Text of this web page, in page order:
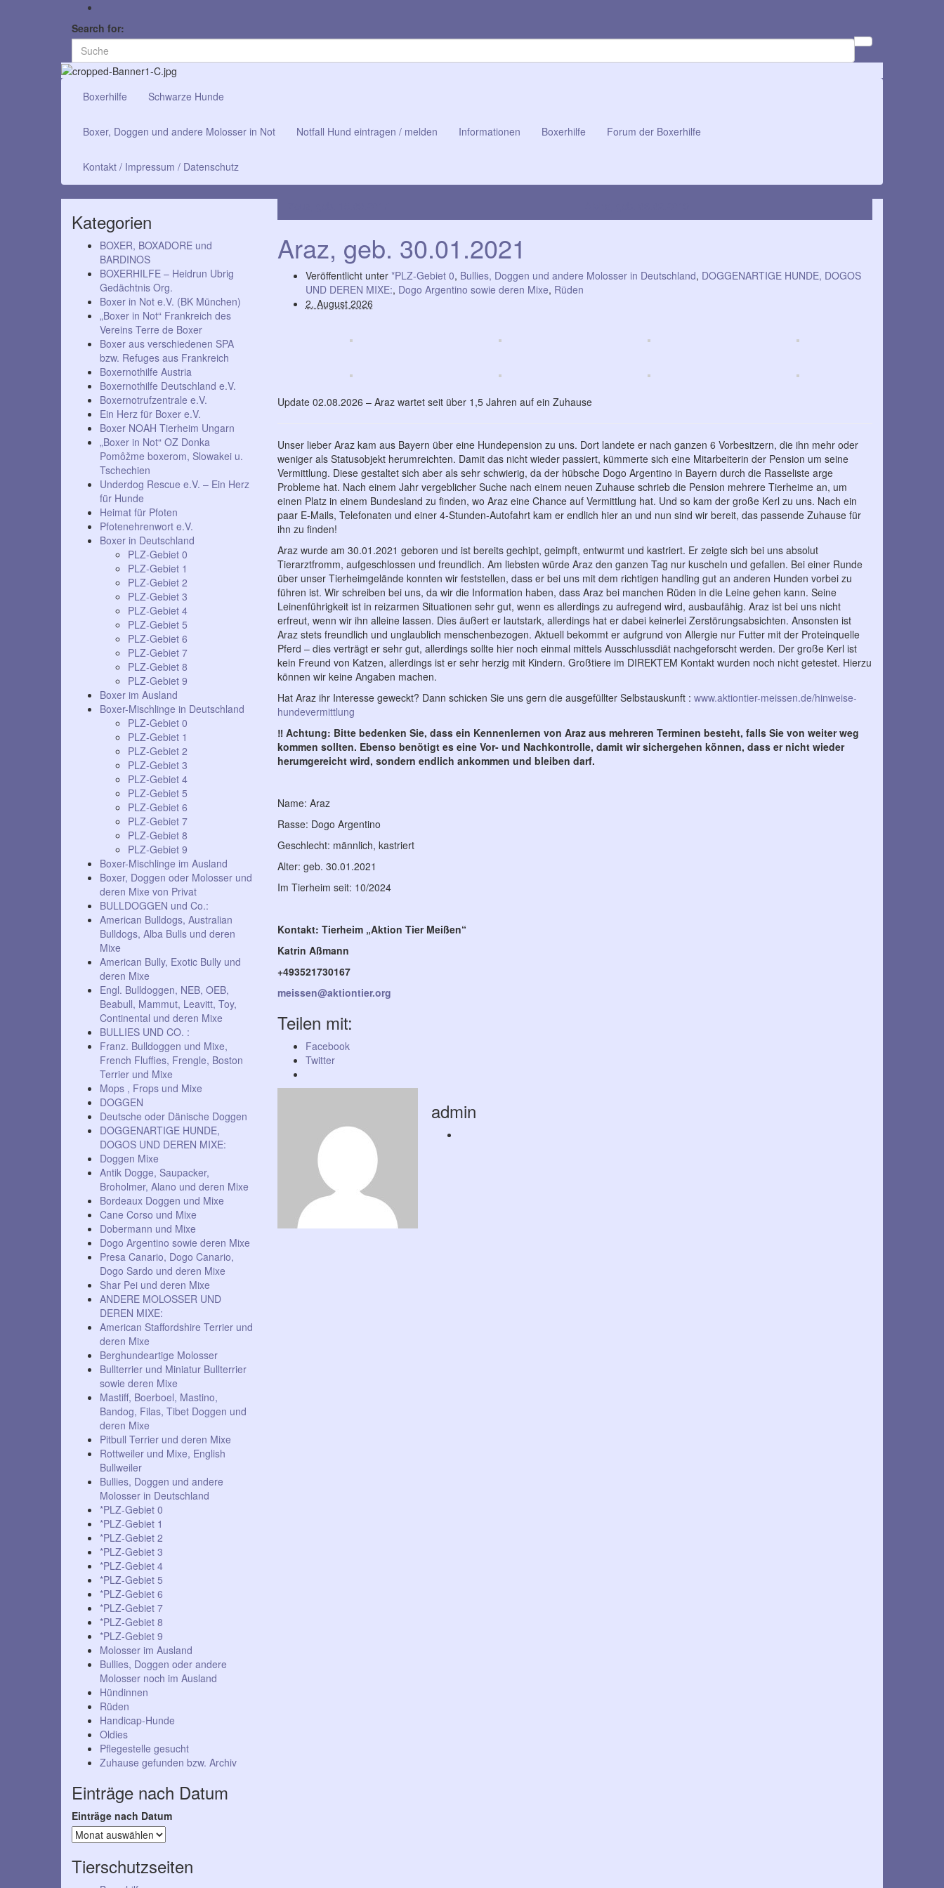
Search for:
Boxerhilfe Schwarze Hunde
Boxer, Doggen und andere Molosser in Not Notfall Hund eintragen / melden Informationen Boxerhilfe Forum der Boxerhilfe
Kontakt / Impressum / Datenschutz
Araz, geb. 30.01.2021
Veröffentlicht unter *PLZ-Gebiet 0, Bullies, Doggen und andere Molosser in Deutschland, DOGGENARTIGE HUNDE, DOGOS
UND DEREN MIXE:, Dogo Argentino sowie deren Mixe, Rüden
2. August 2026
Update 02.08.2026 – Araz wartet seit über 1,5 Jahren auf ein Zuhause
Unser lieber Araz kam aus Bayern über eine Hundepension zu uns. Dort landete er nach ganzen 6 Vorbesitzern, die ihn mehr oder
weniger als Statusobjekt herumreichten. Damit das nicht wieder passiert, kümmerte sich eine Mitarbeiterin der Pension um seine
Vermittlung. Diese gestaltet sich aber als sehr schwierig, da der hübsche Dogo Argentino in Bayern durch die Rasseliste arge
Probleme hat. Nach einem Jahr vergeblicher Suche nach einem neuen Zuhause schrieb die Pension mehrere Tierheime an, um
einen Platz in einem Bundesland zu finden, wo Araz eine Chance auf Vermittlung hat. Und so kam der große Kerl zu uns. Nach ein
paar E-Mails, Telefonaten und einer 4-Stunden-Autofahrt kam er endlich hier an und nun sind wir bereit, das passende Zuhause für
ihn zu finden!
Araz wurde am 30.01.2021 geboren und ist bereits gechipt, geimpft, entwurmt und kastriert. Er zeigte sich bei uns absolut
Tierarztfromm, aufgeschlossen und freundlich. Am liebsten würde Araz den ganzen Tag nur kuscheln und gefallen. Bei einer Runde
über unser Tierheimgelände konnten wir feststellen, dass er bei uns mit dem richtigen handling gut an anderen Hunden vorbei zu
führen ist. Wir schreiben bei uns, da wir die Information haben, dass Araz bei manchen Rüden in die Leine gehen kann. Seine
Leinenführigkeit ist in reizarmen Situationen sehr gut, wenn es allerdings zu aufregend wird, ausbaufähig. Araz ist bei uns nicht
erfreut, wenn wir ihn alleine lassen. Dies äußert er lautstark, allerdings hat er dabei keinerlei Zerstörungsabsichten. Ansonsten ist
Araz stets freundlich und unglaublich menschenbezogen. Aktuell bekommt er aufgrund von Allergie nur Futter mit der Proteinquelle
Pferd – dies verträgt er sehr gut, allerdings sollte hier noch einmal mittels Ausschlussdiät nachgeforscht werden. Der große Kerl ist
kein Freund von Katzen, allerdings ist er sehr herzig mit Kindern. Großtiere im DIREKTEM Kontakt wurden noch nicht getestet. Hierzu
können wir keine Angaben machen.
Hat Araz ihr Interesse geweckt? Dann schicken Sie uns gern die ausgefüllter Selbstauskunft : www.aktiontier-meissen.de/hinweise-
hundevermittlung
‼ Achtung: Bitte bedenken Sie, dass ein Kennenlernen von Araz aus mehreren Terminen besteht, falls Sie von weiter weg
kommen sollten. Ebenso benötigt es eine Vor- und Nachkontrolle, damit wir sichergehen können, dass er nicht wieder
herumgereicht wird, sondern endlich ankommen und bleiben darf.
Name: Araz
Rasse: Dogo Argentino
Geschlecht: männlich, kastriert
Alter: geb. 30.01.2021
Im Tierheim seit: 10/2024
Kontakt: Tierheim „Aktion Tier Meißen“
Katrin Aßmann
+493521730167
meissen@aktiontier.org
Teilen mit:
Facebook
Twitter
admin
Kategorien
BOXER, BOXADORE und
BARDINOS
BOXERHILFE – Heidrun Ubrig
Gedächtnis Org.
Boxer in Not e.V. (BK München)
„Boxer in Not“ Frankreich des
Vereins Terre de Boxer
Boxer aus verschiedenen SPA
bzw. Refuges aus Frankreich
Boxernothilfe Austria
Boxernothilfe Deutschland e.V.
Boxernotrufzentrale e.V.
Ein Herz für Boxer e.V.
Boxer NOAH Tierheim Ungarn
„Boxer in Not“ OZ Donka
Pomôžme boxerom, Slowakei u.
Tschechien
Underdog Rescue e.V. – Ein Herz
für Hunde
Heimat für Pfoten
Pfotenehrenwort e.V.
Boxer in Deutschland
PLZ-Gebiet 0
PLZ-Gebiet 1
PLZ-Gebiet 2
PLZ-Gebiet 3
PLZ-Gebiet 4
PLZ-Gebiet 5
PLZ-Gebiet 6
PLZ-Gebiet 7
PLZ-Gebiet 8
PLZ-Gebiet 9
Boxer im Ausland
Boxer-Mischlinge in Deutschland
PLZ-Gebiet 0
PLZ-Gebiet 1
PLZ-Gebiet 2
PLZ-Gebiet 3
PLZ-Gebiet 4
PLZ-Gebiet 5
PLZ-Gebiet 6
PLZ-Gebiet 7
PLZ-Gebiet 8
PLZ-Gebiet 9
Boxer-Mischlinge im Ausland
Boxer, Doggen oder Molosser und
deren Mixe von Privat
BULLDOGGEN und Co.:
American Bulldogs, Australian
Bulldogs, Alba Bulls und deren
Mixe
American Bully, Exotic Bully und
deren Mixe
Engl. Bulldoggen, NEB, OEB,
Beabull, Mammut, Leavitt, Toy,
Continental und deren Mixe
BULLIES UND CO. :
Franz. Bulldoggen und Mixe,
French Fluffies, Frengle, Boston
Terrier und Mixe
Mops , Frops und Mixe
DOGGEN
Deutsche oder Dänische Doggen
DOGGENARTIGE HUNDE,
DOGOS UND DEREN MIXE:
Doggen Mixe
Antik Dogge, Saupacker,
Broholmer, Alano und deren Mixe
Bordeaux Doggen und Mixe
Cane Corso und Mixe
Dobermann und Mixe
Dogo Argentino sowie deren Mixe
Presa Canario, Dogo Canario,
Dogo Sardo und deren Mixe
Shar Pei und deren Mixe
ANDERE MOLOSSER UND
DEREN MIXE:
American Staffordshire Terrier und
deren Mixe
Berghundeartige Molosser
Bullterrier und Miniatur Bullterrier
sowie deren Mixe
Mastiff, Boerboel, Mastino,
Bandog, Filas, Tibet Doggen und
deren Mixe
Pitbull Terrier und deren Mixe
Rottweiler und Mixe, English
Bullweiler
Bullies, Doggen und andere
Molosser in Deutschland
*PLZ-Gebiet 0
*PLZ-Gebiet 1
*PLZ-Gebiet 2
*PLZ-Gebiet 3
*PLZ-Gebiet 4
*PLZ-Gebiet 5
*PLZ-Gebiet 6
*PLZ-Gebiet 7
*PLZ-Gebiet 8
*PLZ-Gebiet 9
Molosser im Ausland
Bullies, Doggen oder andere
Molosser noch im Ausland
Hündinnen
Rüden
Handicap-Hunde
Oldies
Pflegestelle gesucht
Zuhause gefunden bzw. Archiv
Einträge nach Datum
Einträge nach Datum
Tierschutzseiten